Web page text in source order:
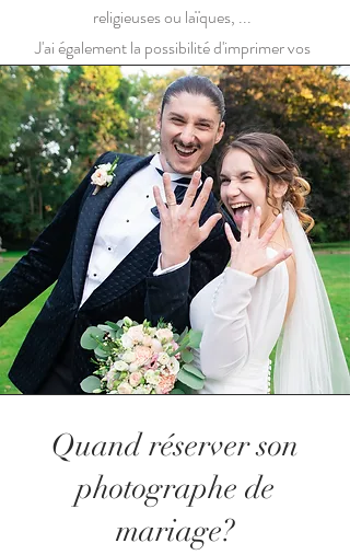
religieuses ou laïques, ...
J'ai également la possibilité d'imprimer vos
albums.
Quand réserver son
photographe de
mariage?